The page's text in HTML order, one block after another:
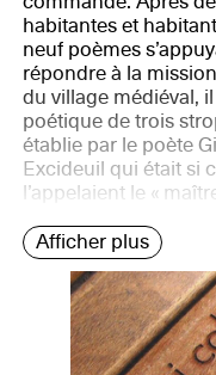
habitantes et
neuf poèmes
répondre à la
du village médiéval,
poétique de trois
établie par le poète
Excideuil qui était si
l’appelaient le «
Afficher plus